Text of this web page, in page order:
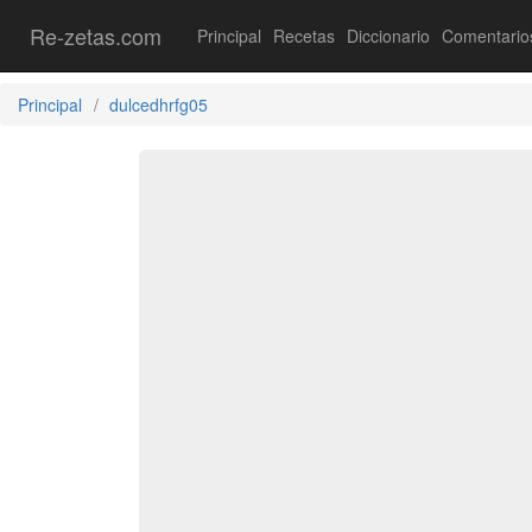
Re-zetas.com Principal Recetas Diccionario
Principal dulcedhrfg05